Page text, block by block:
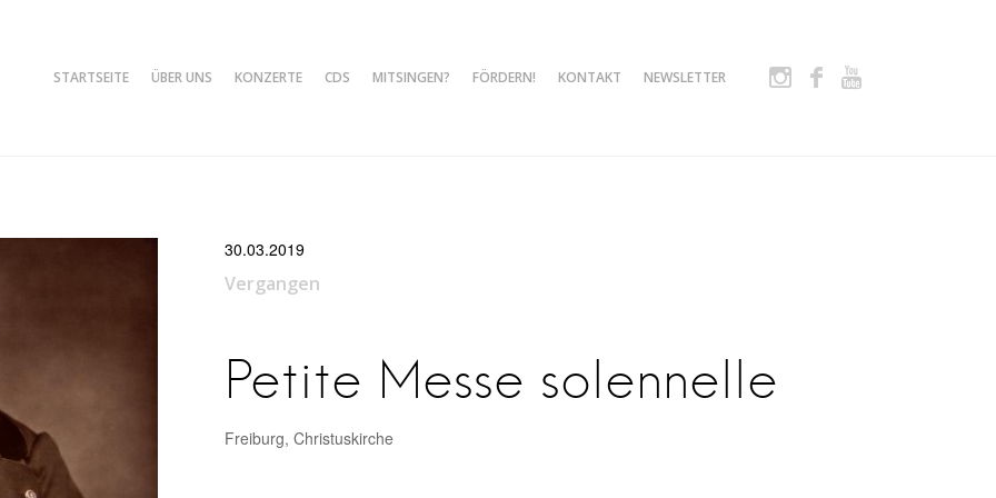
STARTSEITE ÜBER UNS KONZERTE CDS MITSINGEN? FÖRDERN! KONTAKT NEWSLETTER Instagram
Facebook
30.03.2019
Vergangen
Petite Messe solennelle
Freiburg, Christuskirche